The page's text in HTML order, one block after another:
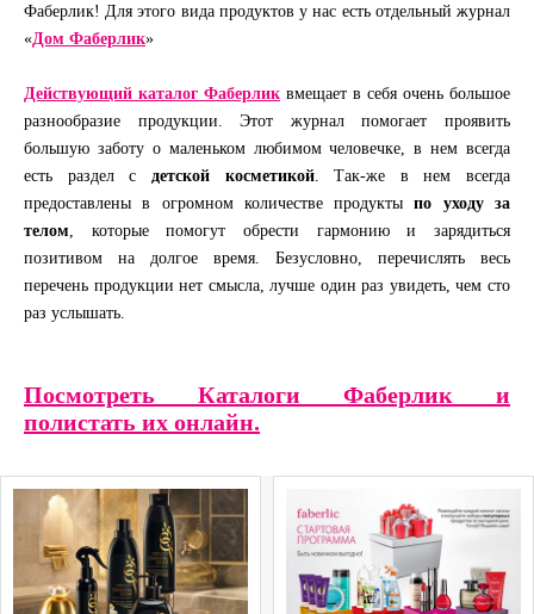
Фаберлик! Для этого вида продуктов у нас есть отдельный журнал
«Дом Фаберлик»
Действующий каталог Фаберлик вмещает в себя очень большое
разнообразие продукции. Этот журнал помогает проявить
большую заботу о маленьком любимом человечке, в нем всегда
есть раздел с детской косметикой. Так-же в нем всегда
предоставлены в огромном количестве продуктыпо уходу за
телом , которые помогут обрести гармонию и зарядиться
позитивом на долгое время. Безусловно, перечислять весь
перечень продукции нет смысла, лучше один раз увидеть, чем сто
раз услышать.
Посмотреть Каталоги Фаберлик и
полистать их онлайн.